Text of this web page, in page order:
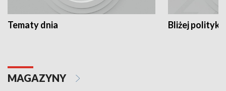
Tematy dnia Bliżej polityki
MAGAZYNY